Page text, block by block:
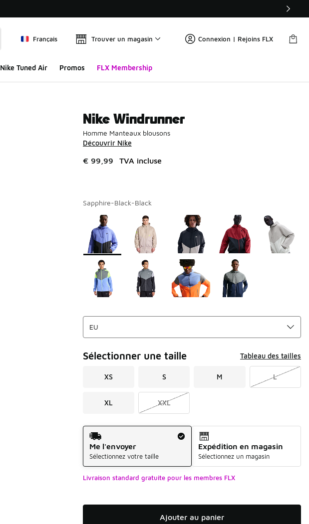
Français Trouver un magasin Connexion | Rejoins FLX
Nike Tuned Air Promos FLX Membership
Nike Windrunner
Homme Manteaux blousons
Découvrir Nike
€ 99,99 TVA incluse
Sapphire-Black-Black
Page 1 sur 1 affichant 1 à 9 des 9 couleurs.
Merci de sélectionner un style*
Sélectionner une taille Tableau des tailles
XS S M L
XL XXL
Mode d'expédition
Me l'envoyer
Sélectionnez votre taille
Expédition en magasin
Sélectionnez un magasin
Livraison standard gratuite pour les membres FLX
Ajouter au panier